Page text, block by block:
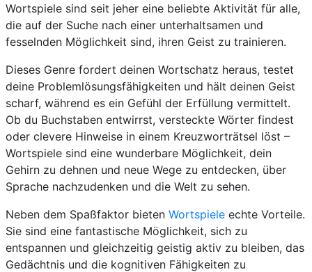
Wortspiele sind seit jeher eine beliebte Aktivität für alle,
die auf der Suche nach einer unterhaltsamen und
fesselnden Möglichkeit sind, ihren Geist zu trainieren.
Dieses Genre fordert deinen Wortschatz heraus, testet
deine Problemlösungsfähigkeiten und hält deinen Geist
scharf, während es ein Gefühl der Erfüllung vermittelt.
Ob du Buchstaben entwirrst, versteckte Wörter findest
oder clevere Hinweise in einem Kreuzworträtsel löst –
Wortspiele sind eine wunderbare Möglichkeit, dein
Gehirn zu dehnen und neue Wege zu entdecken, über
Sprache nachzudenken und die Welt zu sehen.
Neben dem Spaßfaktor bieten Wortspiele echte Vorteile.
Sie sind eine fantastische Möglichkeit, sich zu
entspannen und gleichzeitig geistig aktiv zu bleiben, das
Gedächtnis und die kognitiven Fähigkeiten zu